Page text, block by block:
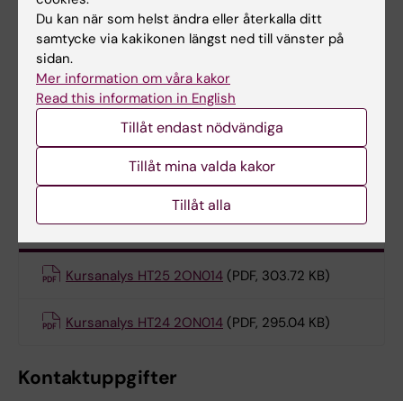
Kursutvärdering, 2ON014, HT25
Kursutvärdering, 2ON014, HT24
Kursutvärdering, 2ON014, HT23
Kursutvärdering, 2ON014, HT22
Kursanalys
Kursanalys HT25 2ON014 (PDF, 303.72 KB)
Kursanalys HT24 2ON014 (PDF, 295.04 KB)
Kontaktuppgifter
Du kan när som helst ändra eller återkalla ditt
samtycke via kakikonen längst ned till vänster på
sidan.
Mer information om våra kakor
Read this information in English
Tillåt endast nödvändiga
Tillåt mina valda kakor
Tillåt alla